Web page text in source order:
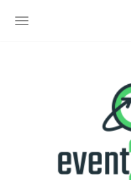
NAVIGATION UMSCHALTEN